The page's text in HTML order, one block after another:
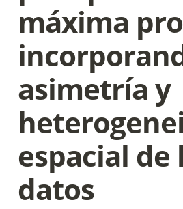
máxima
asimetría y
espacial de
datos